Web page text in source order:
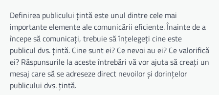
Definirea publicului țintă este unul dintre cele mai
importante elemente ale comunicării eficiente. Înainte de a
începe să comunicați, trebuie să înțelegeți cine este
publicul dvs. țintă. Cine sunt ei? Ce nevoi au ei? Ce valorifică
ei? Răspunsurile la aceste întrebări vă vor ajuta să creați un
mesaj care să se adreseze direct nevoilor și dorințelor
publicului dvs. țintă.